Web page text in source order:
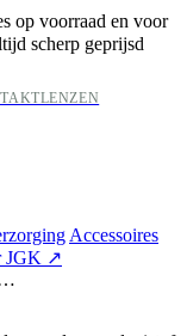
op voorraad en voor
scherp geprijsd
Accessoires
JGK ↗